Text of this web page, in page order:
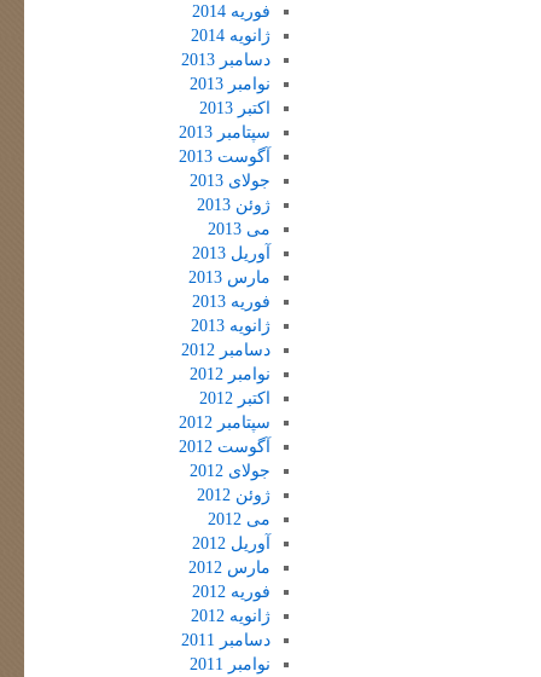
فوریه 2014
ژانویه 2014
دسامبر 2013
نوامبر 2013
اکتبر 2013
سپتامبر 2013
آگوست 2013
جولای 2013
ژوئن 2013
می 2013
آوریل 2013
مارس 2013
فوریه 2013
ژانویه 2013
دسامبر 2012
نوامبر 2012
اکتبر 2012
سپتامبر 2012
آگوست 2012
جولای 2012
ژوئن 2012
می 2012
آوریل 2012
مارس 2012
فوریه 2012
ژانویه 2012
دسامبر 2011
نوامبر 2011